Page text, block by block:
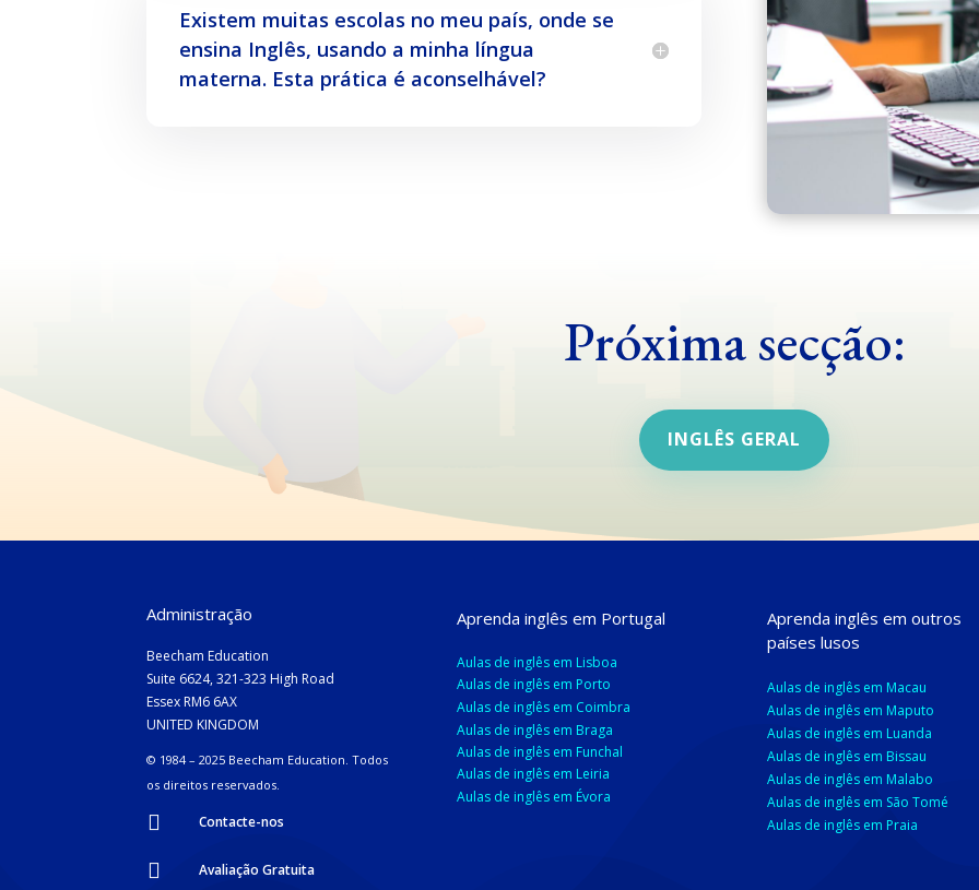
Existem muitas escolas no meu país, onde se
ensina Inglês, usando a minha língua
materna. Esta prática é aconselhável?
Próxima secção:
INGLÊS GERAL
Administração
Beecham Education
Suite 6624, 321-323 High Road
Essex RM6 6AX
UNITED KINGDOM
© 1984 – 2025 Beecham Education.Todos
os direitos reservados.
 Contacte-nos
 Avaliação Gratuita
Aprenda inglês em Portugal
Aulas de inglês em Lisboa
Aulas de inglês em Porto
Aulas de inglês em Coimbra
Aulas de inglês em Braga
Aulas de inglês em Funchal
Aulas de inglês em Leiria
Aulas de inglês em Évora
Aprenda inglês em outros
países lusos
Aulas de inglês em Macau
Aulas de inglês em Maputo
Aulas de inglês em Luanda
Aulas de inglês em Bissau
Aulas de inglês em Malabo
Aulas de inglês em São Tomé
Aulas de inglês em Praia